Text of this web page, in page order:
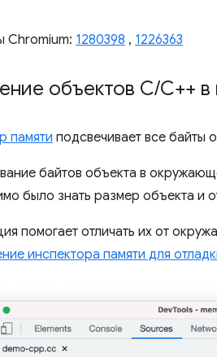
Chromium: 1280398 , 1226363
объектов C/C++
памяти подсвечивает все байты
байтов объекта в
было знать размер объекта и
помогает отличать их от
инспектора памяти для